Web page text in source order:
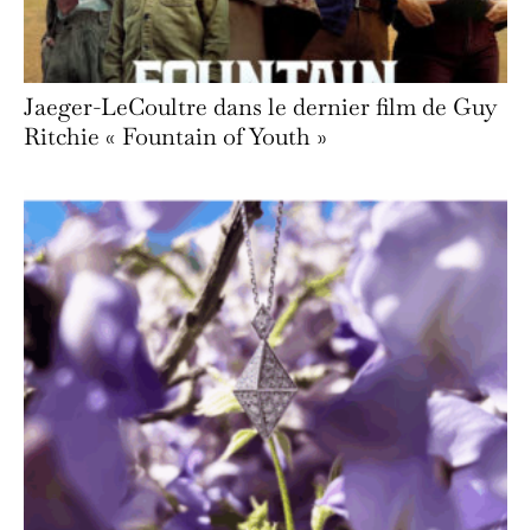
Jaeger-LeCoultre dans le dernier film de Guy
Ritchie « Fountain of Youth »